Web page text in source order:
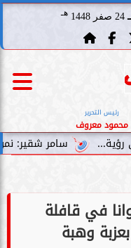
24 صفر 1448 هـ
رئيس التحرير
محمود معروف
سامر شقير: نمو صناديق
2858 حيوانا في قافلة
وهبة